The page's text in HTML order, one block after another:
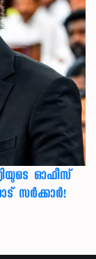
ഓഫീസ്
സർക്കാർ!